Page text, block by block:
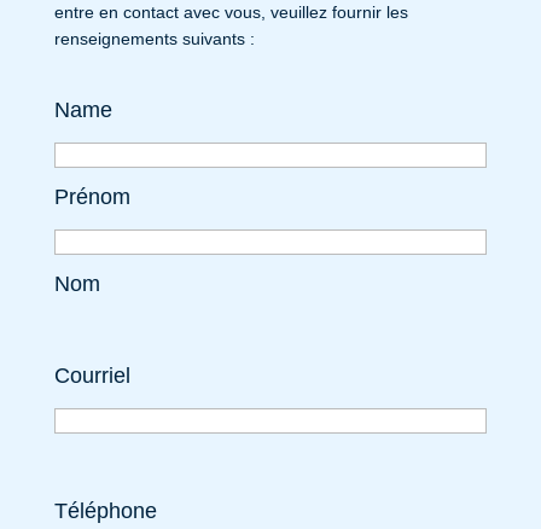
entre en contact avec vous, veuillez fournir les
renseignements suivants :
Name
Prénom
Nom
Courriel
Téléphone